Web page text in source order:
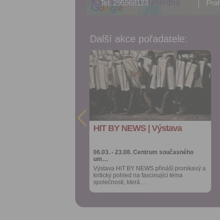
Tel: 295568123
Další akce pořadatele:
HIT BY NEWS | Výstava
06.03. - 23.08. Centrum současného
um…
Výstava HIT BY NEWS přináší pronikavý a
kritický pohled na fascinující téma
společnosti, která…
Přidat do
oblíbených
Sdílet:
Facebook
export do
kalendáře
Více výhod pro
HIT BY NEWS | Výstava
06.03. - 23.08. Centrum současného
um…
Výstava HIT BY NEWS přináší pronikavý a
kritický pohled na fascinující téma
společnosti, která…
Přidat do
oblíbených
Sdílet:
Facebook
export do
kalendáře
Více výhod pro